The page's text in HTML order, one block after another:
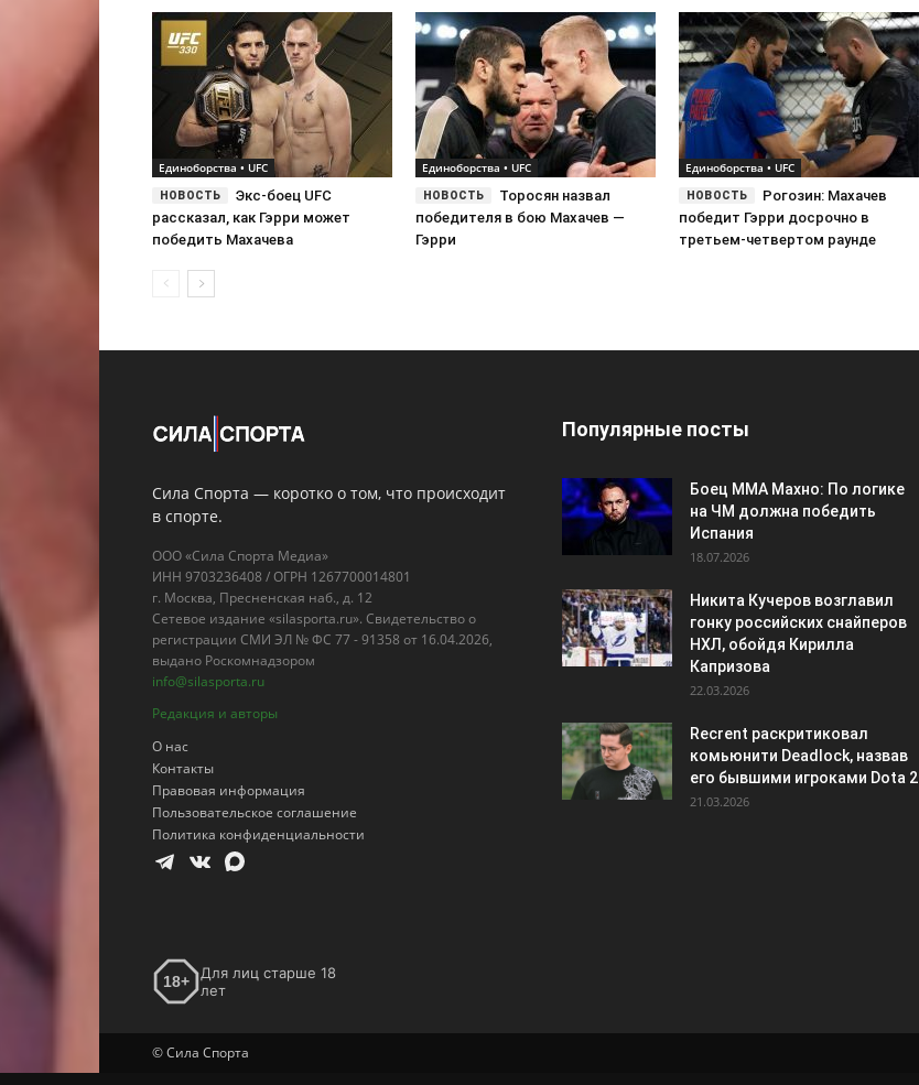
Единоборства • UFC
Экс-боец UFC
рассказал, как Гэрри может
победить Махачева
Единоборства • UFC
Торосян назвал
победителя в бою Махачев —
Гэрри
Единоборства • UFC
Рогозин: Махачев
победит Гэрри досрочно в
третьем-четвертом раунде
Сила Спорта — коротко о том, что происходит
в спорте.
ООО «Сила Спорта Медиа»
ИНН 9703236408 / ОГРН 1267700014801
г. Москва, Пресненская наб., д. 12
Сетевое издание «silasporta.ru». Свидетельство о
регистрации СМИ ЭЛ № ФС 77 - 91358 от 16.04.2026,
выдано Роскомнадзором
info@silasporta.ru
Редакция и авторы
О нас
Контакты
Правовая информация
Пользовательское соглашение
Политика конфиденциальности
18+
Для лиц старше 18
лет
Популярные посты
Боец ММА Махно: По логике
на ЧМ должна победить
Испания
18.07.2026
Никита Кучеров возглавил
гонку российских снайперов
НХЛ, обойдя Кирилла
Капризова
22.03.2026
Recrent раскритиковал
комьюнити Deadlock, назвав
его бывшими игроками Dota 2
21.03.2026
© Сила Спорта